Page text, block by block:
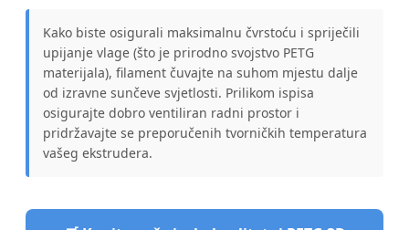
Kako biste osigurali maksimalnu čvrstoću i spriječili
upijanje vlage (što je prirodno svojstvo PETG
materijala), filament čuvajte na suhom mjestu dalje
od izravne sunčeve svjetlosti. Prilikom ispisa
osigurajte dobro ventiliran radni prostor i
pridržavajte se preporučenih tvorničkih temperatura
vašeg ekstrudera.